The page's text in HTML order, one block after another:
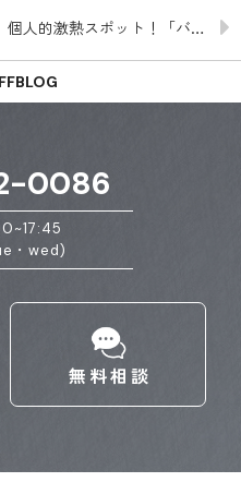
個人的激熱スポット！「バスケ版バッティングセンター」
0086
・wed)
無料相談